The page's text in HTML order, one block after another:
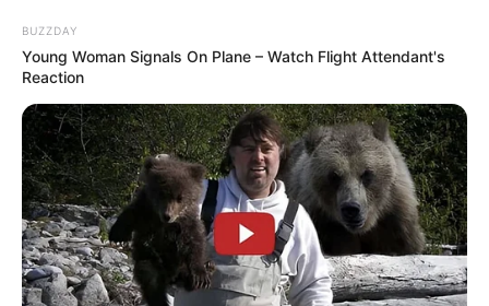
BUZZDAY
Young Woman Signals On Plane – Watch Flight Attendant's
Reaction